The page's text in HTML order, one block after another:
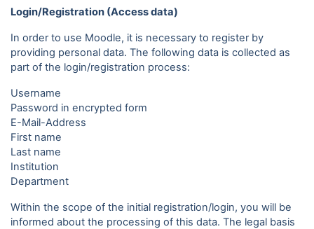
Login/Registration (Access data)
In order to use Moodle, it is necessary to register by
providing personal data. The following data is collected as
part of the login/registration process:
Username
Password in encrypted form
E-Mail-Address
First name
Last name
Institution
Department
Within the scope of the initial registration/login, you will be
informed about the processing of this data. The legal basis